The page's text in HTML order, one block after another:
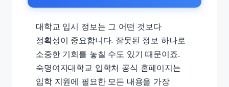
대학교 입시 정보는 그 어떤 것보다
정확성이 중요합니다. 잘못된 정보 하나로
소중한 기회를 놓칠 수도 있기 때문이죠.
숙명여자대학교 입학처 공식 홈페이지는
입학 지원에 필요한 모든 내용을 가장